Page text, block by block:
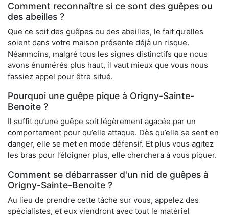
Comment reconnaître si ce sont des guêpes ou
des abeilles ?
Que ce soit des guêpes ou des abeilles, le fait qu’elles
soient dans votre maison présente déjà un risque.
Néanmoins, malgré tous les signes distinctifs que nous
avons énumérés plus haut, il vaut mieux que vous nous
fassiez appel pour être situé.
Pourquoi une guêpe pique à Origny-Sainte-
Benoite ?
Il suffit qu’une guêpe soit légèrement agacée par un
comportement pour qu’elle attaque. Dès qu’elle se sent en
danger, elle se met en mode défensif. Et plus vous agitez
les bras pour l’éloigner plus, elle cherchera à vous piquer.
Comment se débarrasser d'un nid de guêpes à
Origny-Sainte-Benoite ?
Au lieu de prendre cette tâche sur vous, appelez des
spécialistes, et eux viendront avec tout le matériel